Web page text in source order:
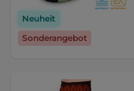
Neuheit
Sonderangebot